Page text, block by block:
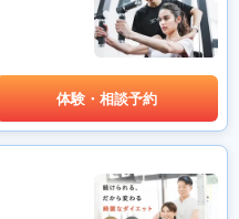
体験・相談予約